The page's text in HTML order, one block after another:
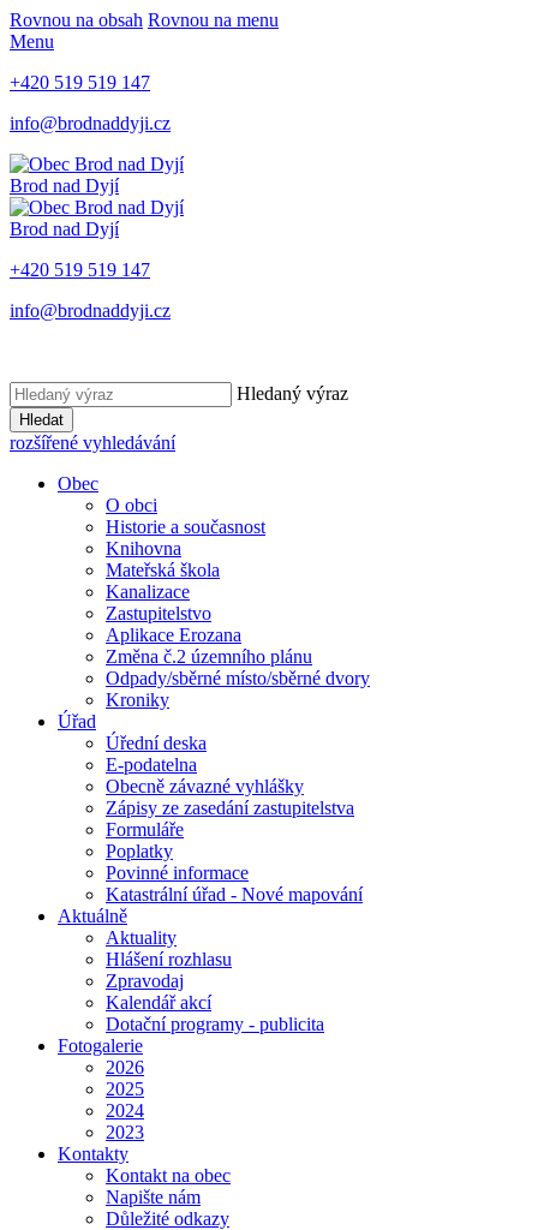
Rovnou na obsah Rovnou na menu
Menu
+420 519 519 147
info@brodnaddyji.cz
Brod nad Dyjí
Brod nad Dyjí
+420 519 519 147
info@brodnaddyji.cz
Hledaný výraz
Hledat
rozšířené vyhledávání
Obec
O obci
Historie a současnost
Knihovna
Mateřská škola
Kanalizace
Zastupitelstvo
Aplikace Erozana
Změna č.2 územního plánu
Odpady/sběrné místo/sběrné dvory
Kroniky
Úřad
Úřední deska
E-podatelna
Obecně závazné vyhlášky
Zápisy ze zasedání zastupitelstva
Formuláře
Poplatky
Povinné informace
Katastrální úřad - Nové mapování
Aktuálně
Aktuality
Hlášení rozhlasu
Zpravodaj
Kalendář akcí
Dotační programy - publicita
Fotogalerie
2026
2025
2024
2023
Kontakty
Kontakt na obec
Napište nám
Důležité odkazy